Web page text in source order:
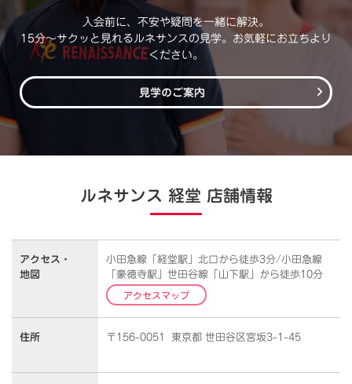
入会前に、不安や疑問を一緒に解決。
15分～サクッと見れるルネサンスの見学。お気軽にお立ちより
ください。
見学のご案内
ルネサンス 経堂 店舗情報
アクセス・
地図
小田急線「経堂駅」北口から徒歩3分/小田急線
「豪徳寺駅」世田谷線「山下駅」から徒歩10分
アクセスマップ
住所 〒156-0051 東京都 世田谷区宮坂3-1-45